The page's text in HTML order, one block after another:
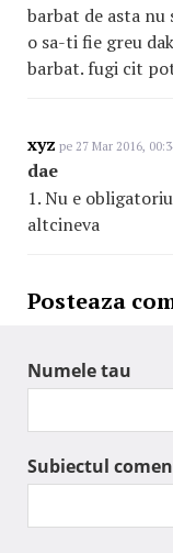
barbat de asta nu
o sa-ti fie greu
barbat. fugi cit
xyz pe 27 Mar 2016,
dae
1. Nu e
altcineva
Posteaza
Numele tau
Subiectul